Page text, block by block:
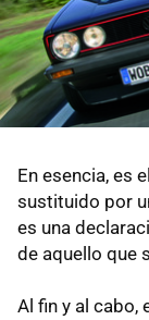
En esencia, es
sustituido por
es una
de aquello que
Al fin y al cabo,